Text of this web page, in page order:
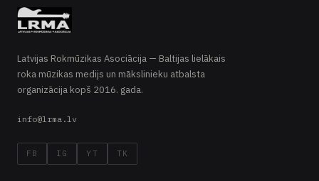
Latvijas Rokmūzikas Asociācija — Baltijas lielākais
roka mūzikas medijs un mākslinieku atbalsta
organizācija kopš 2016. gada.
info@lrma.lv
FB IG YT TK